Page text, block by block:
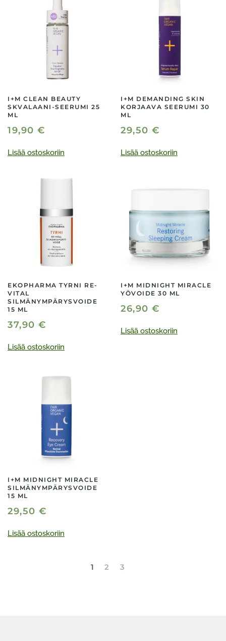
I+M CLEAN BEAUTY
SKVALAANI-SEERUMI 25
ML
19,90 €
Lisää ostoskoriin
I+M DEMANDING SKIN
KORJAAVA SEERUMI 30
ML
29,50 €
Lisää ostoskoriin
EKOPHARMA TYRNI RE-
VITAL
SILMÄNYMPÄRYSVOIDE
15 ML
37,90 €
Lisää ostoskoriin
I+M MIDNIGHT MIRACLE
YÖVOIDE 30 ML
26,90 €
Lisää ostoskoriin
I+M MIDNIGHT MIRACLE
SILMÄNYMPÄRYSVOIDE
15 ML
29,50 €
Lisää ostoskoriin
1 2 3